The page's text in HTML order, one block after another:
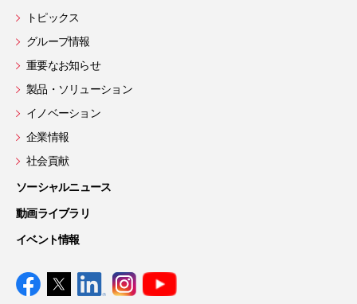
トピックス
グループ情報
重要なお知らせ
製品・ソリューション
イノベーション
企業情報
社会貢献
ソーシャルニュース
動画ライブラリ
イベント情報